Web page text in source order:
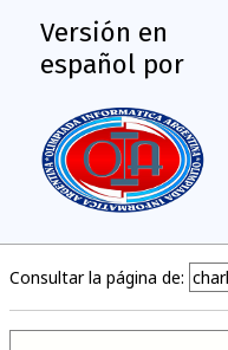
Versión en
español por
Consultar la página de: